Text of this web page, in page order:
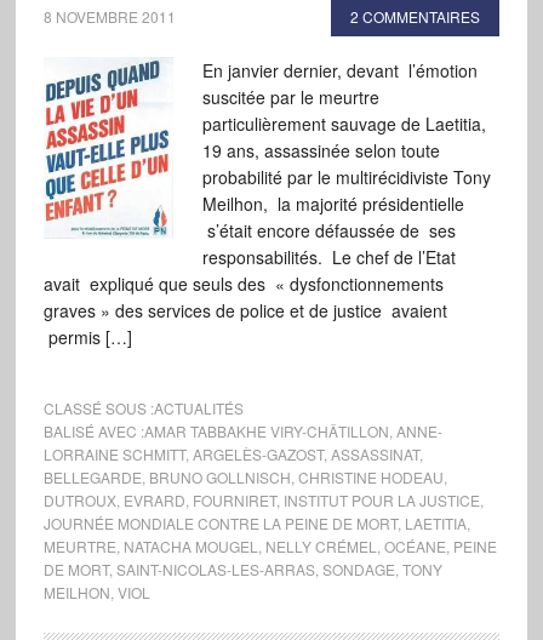
8 NOVEMBRE 2011 2 COMMENTAIRES
En janvier dernier, devant l’émotion
suscitée par le meurtre
particulièrement sauvage de Laetitia,
19 ans, assassinée selon toute
probabilité par le multirécidiviste Tony
Meilhon, la majorité présidentielle
s’était encore défaussée de ses
responsabilités. Le chef de l’Etat
avait expliqué que seuls des « dysfonctionnements
graves » des services de police et de justice avaient
permis […]
CLASSÉ SOUS :ACTUALITÉS
BALISÉ AVEC :AMAR TABBAKHE VIRY-CHÂTILLON ANNE-
LORRAINE SCHMITT, ARGELÈS-GAZOST, ASSASSINAT,
BELLEGARDE BRUNO GOLLNISCH CHRISTINE HODEAU
DUTROUX, EVRARD FOURNIRET, INSTITUT POUR LA JUSTICE
JOURNÉE MONDIALE CONTRE LA PEINE DE MORT, LAETITIA,
MEURTRE NATACHA MOUGEL NELLY CRÉMEL OCÉANE PEINE
DE MORT, SAINT-NICOLAS-LES-ARRAS, SONDAGE TONY
MEILHON VIOL